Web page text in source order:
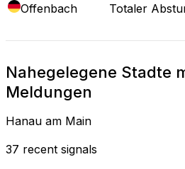
Offenbach
Totaler
Nahegelegene Stadte
Meldungen
Hanau am Main
37 recent signals